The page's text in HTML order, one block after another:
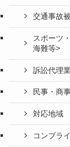
交通事故
スポーツ
海難等>
訴訟代理
民事・商
対応地域
コンプラ